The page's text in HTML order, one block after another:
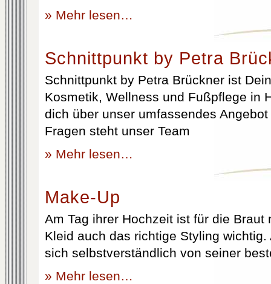
» Mehr lesen…
Schnittpunkt by Petra
Schnittpunkt by Petra Brückner ist
Kosmetik, Wellness und Fußpflege in
dich über unser umfassendes
Fragen steht unser Team
» Mehr lesen…
Make-Up
Am Tag ihrer Hochzeit ist für die Braut
Kleid auch das richtige Styling
sich selbstverständlich von seiner
» Mehr lesen…